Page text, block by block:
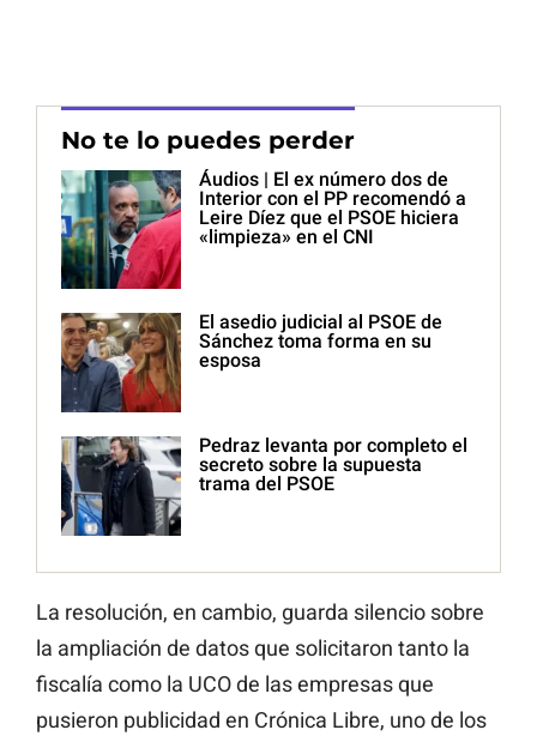
No te lo puedes perder
Áudios | El ex número dos de
Interior con el PP recomendó a
Leire Díez que el PSOE hiciera
«limpieza» en el CNI
El asedio judicial al PSOE de
Sánchez toma forma en su
esposa
Pedraz levanta por completo el
secreto sobre la supuesta
trama del PSOE
La resolución, en cambio, guarda silencio sobre
la ampliación de datos que solicitaron tanto la
fiscalía como la UCO de las empresas que
pusieron publicidad en Crónica Libre, uno de los